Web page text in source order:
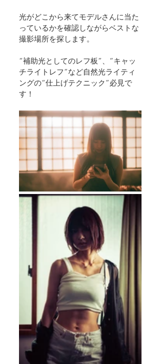
光がどこから来てモデルさんに当た
っているかを確認しながらベストな
撮影場所を探します。
“補助光としてのレフ板”、“キャッ
チライトレフ”など自然光ライティ
ングの“仕上げテクニック”必見で
す！